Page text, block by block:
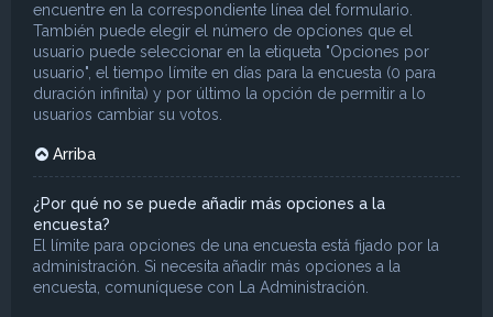
encuentre en la correspondiente línea del formulario.
También puede elegir el número de opciones que el
usuario puede seleccionar en la etiqueta "Opciones por
usuario", el tiempo límite en días para la encuesta (0 para
duración infinita) y por último la opción de permitir a lo
usuarios cambiar su votos.
Arriba
¿Por qué no se puede añadir más opciones a la
encuesta?
El límite para opciones de una encuesta está fijado por la
administración. Si necesita añadir más opciones a la
encuesta, comuníquese con La Administración.